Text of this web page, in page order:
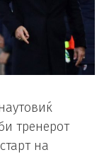
тренерот
на